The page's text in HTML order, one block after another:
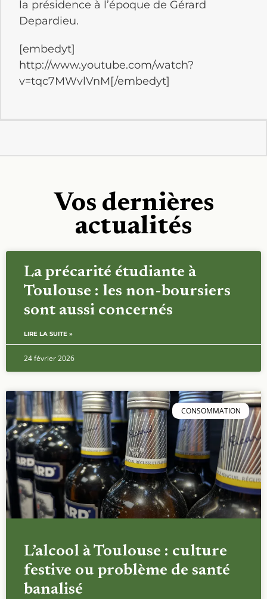
la présidence à l’époque de Gérard
Depardieu.
[embedyt]
http://www.youtube.com/watch?
v=tqc7MWvlVnM[/embedyt]
Vos dernières
actualités
La précarité étudiante à
Toulouse : les non-boursiers
sont aussi concernés
LIRE LA SUITE »
24 février 2026
CONSOMMATION
L’alcool à Toulouse : culture
festive ou problème de santé
banalisé